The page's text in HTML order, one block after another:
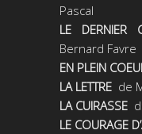
Pascal
LE DERNIER
Bernard Favre
EN PLEIN
LA LETTREde
LA CUIRASSE
LE COURAGE